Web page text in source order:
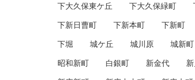
下大久保東ケ丘
下大久保緑町
下新日曹町
下新本町 下新町
下堀
城ケ丘 城川原 城新町
昭和新町
白銀町 新金代